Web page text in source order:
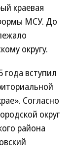
краевая
МСУ. До
округу.
года вступил
Согласно
округ
района